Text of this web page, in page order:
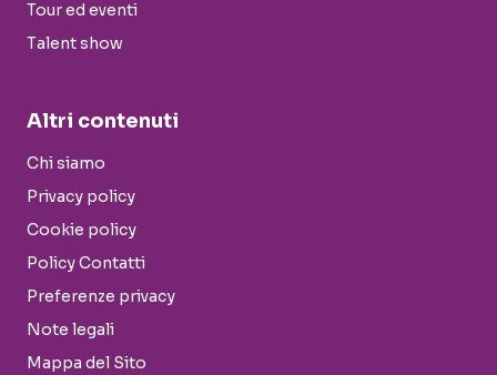
Tour ed eventi
Talent show
Altri contenuti
Chi siamo
Privacy policy
Cookie policy
Policy Contatti
Preferenze privacy
Note legali
Mappa del Sito